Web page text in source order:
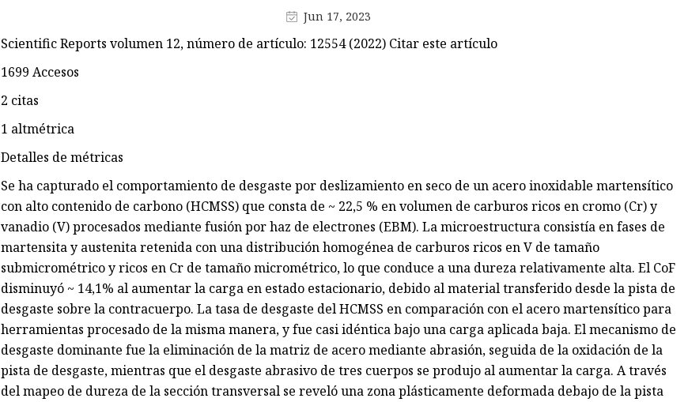
Pasadores de carburo de
tungsteno
Jun 17, 2023
Scientific Reports volumen 12, número de artículo: 12554 (2022) Citar este artículo
1699 Accesos
2 citas
1 altmétrica
Detalles de métricas
Se ha capturado el comportamiento de desgaste por deslizamiento en seco de un acero inoxidable martensítico
con alto contenido de carbono (HCMSS) que consta de ~ 22,5 % en volumen de carburos ricos en cromo (Cr) y
vanadio (V) procesados ​​mediante fusión por haz de electrones (EBM). La microestructura consistía en fases de
martensita y austenita retenida con una distribución homogénea de carburos ricos en V de tamaño
submicrométrico y ricos en Cr de tamaño micrométrico, lo que conduce a una dureza relativamente alta. El CoF
disminuyó ~ 14,1% al aumentar la carga en estado estacionario, debido al material transferido desde la pista de
desgaste sobre la contracuerpo. La tasa de desgaste del HCMSS en comparación con el acero martensítico para
herramientas procesado de la misma manera, y fue casi idéntica bajo una carga aplicada baja. El mecanismo de
desgaste dominante fue la eliminación de la matriz de acero mediante abrasión, seguida de la oxidación de la
pista de desgaste, mientras que el desgaste abrasivo de tres cuerpos se produjo al aumentar la carga. A través
del mapeo de dureza de la sección transversal se reveló una zona plásticamente deformada debajo de la pista